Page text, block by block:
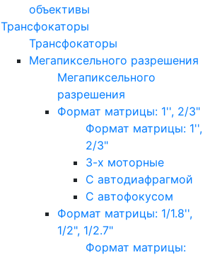
объективы
Трансфокаторы
Трансфокаторы
Мегапиксельного разрешения
Мегапиксельного
разрешения
Формат матрицы: 1'', 2/3"
Формат матрицы: 1'',
2/3"
3-х моторные
С автодиафрагмой
С автофокусом
Формат матрицы: 1/1.8'',
1/2", 1/2.7"
Формат матрицы: